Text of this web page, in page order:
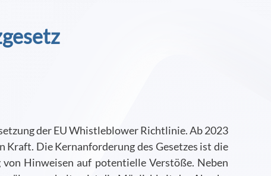
der EU Whistleblower Richtlinie. Ab 2023
Die Kernanforderung des Gesetzes ist die
Hinweisen auf potentielle Verstöße. Neben